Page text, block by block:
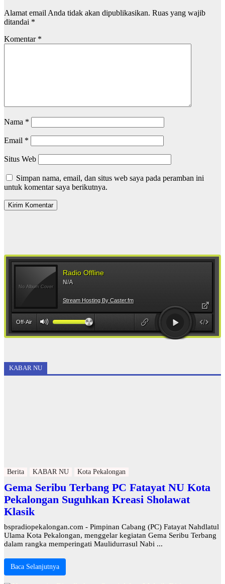
Alamat email Anda tidak akan dipublikasikan. Ruas yang wajib
ditandai *
Komentar *
Nama *
Email *
Situs Web
Simpan nama, email, dan situs web saya pada peramban ini
untuk komentar saya berikutnya.
KABAR NU
Berita KABAR NU Kota Pekalongan
Gema Seribu Terbang PC Fatayat NU Kota
Pekalongan Suguhkan Kreasi Sholawat
Klasik
bspradiopekalongan.com - Pimpinan Cabang (PC) Fatayat Nahdlatul
Ulama Kota Pekalongan, menggelar kegiatan Gema Seribu Terbang
dalam rangka memperingati Maulidurrasul Nabi ...
Baca Selanjutnya